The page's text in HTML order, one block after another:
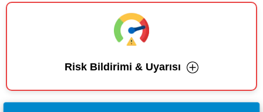
Risk Bildirimi & Uyarısı